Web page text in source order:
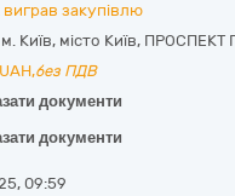
закупівлю
м. Київ, місто Київ, ПРОСПЕКТ
UAH,без ПДВ
документи
документи
09:59